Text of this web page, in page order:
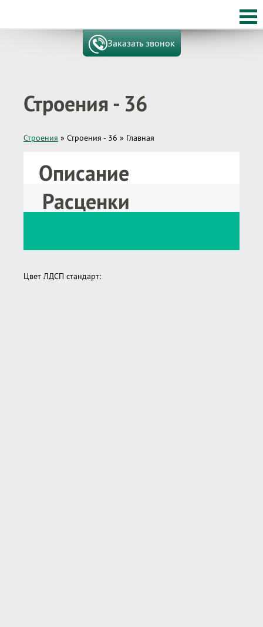
Заказать звонок
Строения - 36
Строения » Строения - 36 » Главная
Описание
Расценки
Цвет ЛДСП стандарт: